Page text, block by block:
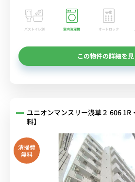
バストイレ別 室内洗濯機 オートロック
この物件の詳細を
ユニオンマンスリー浅草２ 606 1R
料】
清掃費
無料